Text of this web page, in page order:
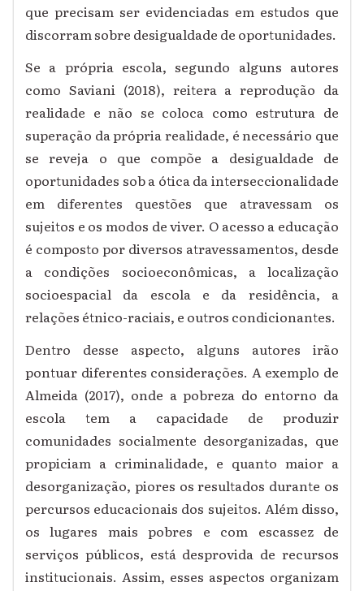
que precisam ser evidenciadas em estudos que
discorram sobre desigualdade de oportunidades.
Se a própria escola, segundo alguns autores
como Saviani (2018), reitera a reprodução da
realidade e não se coloca como estrutura de
superação da própria realidade, é necessário que
se reveja o que compõe a desigualdade de
oportunidades sob a ótica da interseccionalidade
em diferentes questões que atravessam os
sujeitos e os modos de viver. O acesso a educação
é composto por diversos atravessamentos, desde
a condições socioeconômicas, a localização
socioespacial da escola e da residência, a
relações étnico-raciais, e outros condicionantes.
Dentro desse aspecto, alguns autores irão
pontuar diferentes considerações. A exemplo de
Almeida (2017), onde a pobreza do entorno da
escola tem a capacidade de produzir
comunidades socialmente desorganizadas, que
propiciam a criminalidade, e quanto maior a
desorganização, piores os resultados durante os
percursos educacionais dos sujeitos. Além disso,
os lugares mais pobres e com escassez de
serviços públicos, está desprovida de recursos
institucionais. Assim, esses aspectos organizam